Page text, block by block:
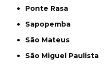
Ponte Rasa
Sapopemba
São Mateus
São Miguel Paulista